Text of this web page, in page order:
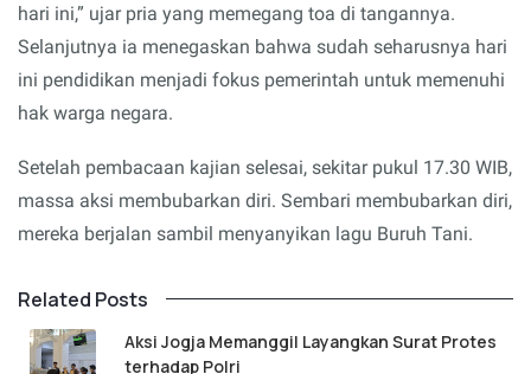
hari ini,” ujar pria yang memegang toa di tangannya.
Selanjutnya ia menegaskan bahwa sudah seharusnya hari
ini pendidikan menjadi fokus pemerintah untuk memenuhi
hak warga negara.
Setelah pembacaan kajian selesai, sekitar pukul 17.30 WIB,
massa aksi membubarkan diri. Sembari membubarkan diri,
mereka berjalan sambil menyanyikan lagu Buruh Tani.
Related Posts
Aksi Jogja Memanggil Layangkan Surat Protes
terhadap Polri